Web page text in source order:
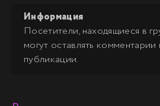
Информация
Посетители, находящиеся в
могут оставлять комментарии
публикации.